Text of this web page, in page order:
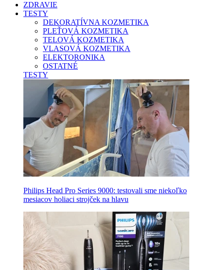
ZDRAVIE
TESTY
DEKORATÍVNA KOZMETIKA
PLEŤOVÁ KOZMETIKA
TELOVÁ KOZMETIKA
VLASOVÁ KOZMETIKA
ELEKTORONIKA
OSTATNÉ
TESTY
Philips Head Pro Series 9000: testovali sme niekoľko
mesiacov holiaci strojček na hlavu